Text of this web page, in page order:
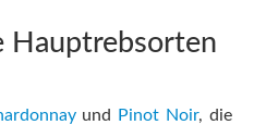
Hauptrebsorten
und Pinot Noir, die